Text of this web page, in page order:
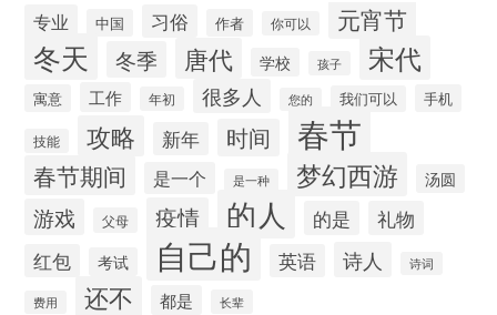
专业 中国 习俗 作者 你可以 元宵节
冬天 冬季 唐代 学校 孩子 宋代
寓意 工作 年初 很多人 您的 我们可以 手机
技能 攻略 新年 时间 春节
春节期间 是一个 是一种 梦幻西游 汤圆
游戏 父母 疫情 的人 的是 礼物
红包 考试 自己的 英语 诗人 诗词
费用 还不 都是 长辈